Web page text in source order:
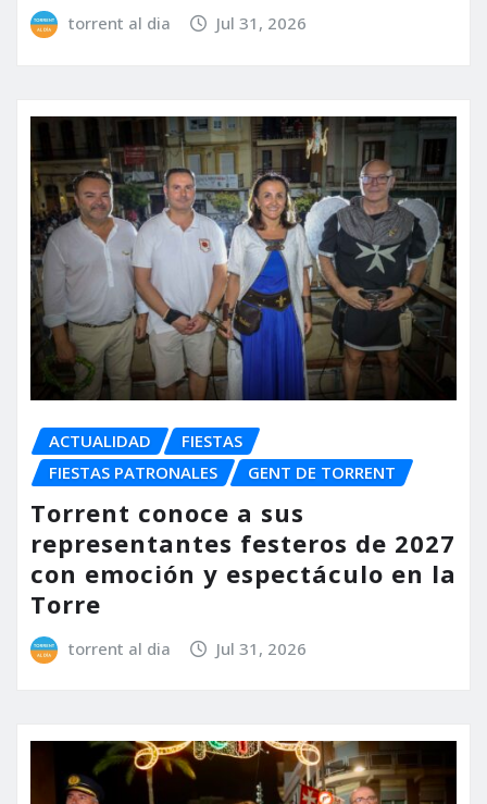
torrent al dia Jul 31, 2026
ACTUALIDAD
FIESTAS
FIESTAS PATRONALES
GENT DE TORRENT
Torrent conoce a sus
representantes festeros de 2027
con emoción y espectáculo en la
Torre
torrent al dia Jul 31, 2026